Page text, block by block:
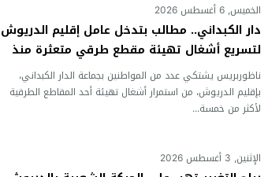
الخميس, 6 أغسطس 2026
دار الكبداني.. مطالب بتدخل عامل إقليم الدريوش
لتسريع أشغال تهيئة مقطع طرقي متعثرة منذ
أشهر
ناظوربريس يشتكي عدد من المواطنين بجماعة الدار الكبداني،
بإقليم الدريوش، من استمرار أشغال تهيئة أحد المقاطع الطرقية
لأكثر من خمسة...
الإثنين, 3 أغسطس 2026